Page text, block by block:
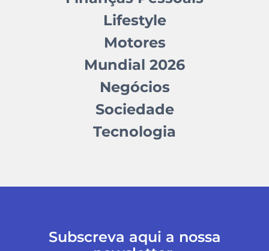
Lifestyle
Motores
Mundial 2026
Negócios
Sociedade
Tecnologia
Subscreva aqui a nossa